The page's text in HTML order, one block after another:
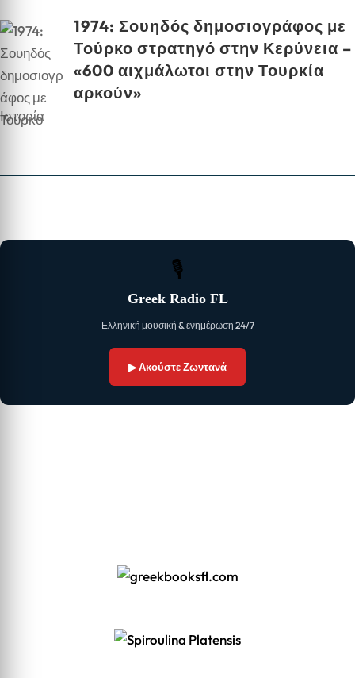
1974: Σουηδός δημοσιογράφος με
Τούρκο στρατηγό στην Κερύνεια –
«600 αιχμάλωτοι στην Τουρκία
αρκούν»
Ιστορία
🎙
Greek Radio FL
Ελληνική μουσική & ενημέρωση 24/7
▶ Ακούστε Ζωντανά